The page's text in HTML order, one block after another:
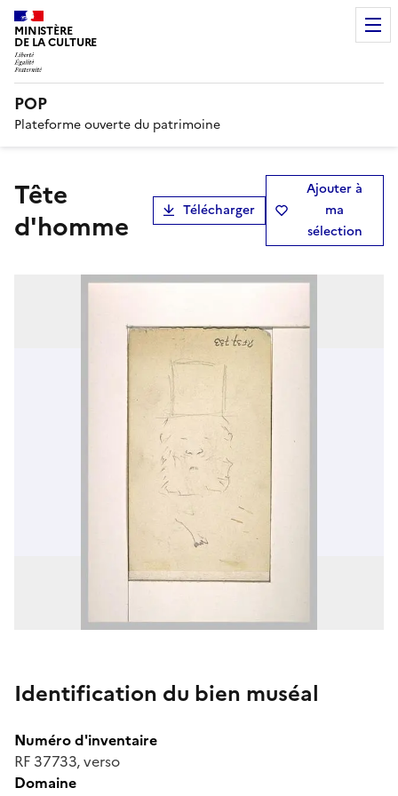
MINISTÈRE
DE LA CULTURE
POP
Plateforme ouverte du patrimoine
Tête
d'homme
Télécharger
Ajouter à
ma
sélection
Identification du bien muséal
Numéro d'inventaire
RF 37733, verso
Domaine